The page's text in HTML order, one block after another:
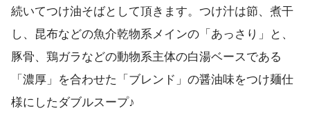
続いてつけ油そばとして頂きます。つけ汁は節、煮干
し、昆布などの魚介乾物系メインの「あっさり」と、
豚骨、鶏ガラなどの動物系主体の白湯ベースである
「濃厚」を合わせた「ブレンド」の醤油味をつけ麺仕
様にしたダブルスープ♪